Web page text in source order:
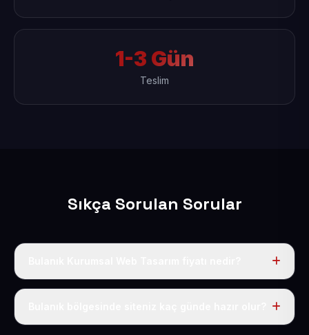
1-3 Gün
Teslim
Sıkça Sorulan Sorular
Tek fiyat uygulanır: yıllık 50 USD + KDV. Bu bedele alan